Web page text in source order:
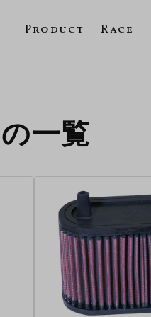
Product Race
一覧